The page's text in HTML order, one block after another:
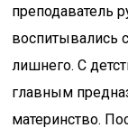
преподаватель
воспитывались
лишнего. C
главным
материнство.